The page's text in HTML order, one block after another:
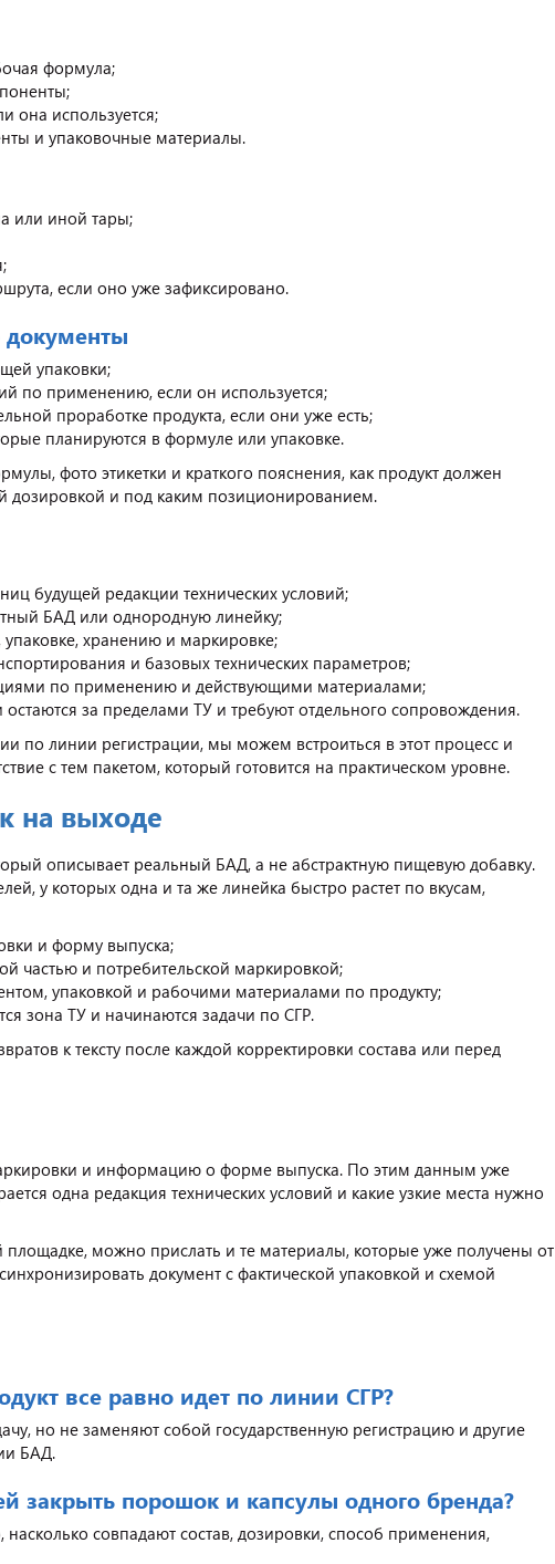
формула;
она используется;
и упаковочные материалы.
или иной тары;
если оно уже зафиксировано.
упаковки;
по применению, если он используется;
проработке продукта, если они уже есть;
планируются в формуле или упаковке.
фото этикетки и краткого пояснения, как продукт должен
дозировкой и под каким позиционированием.
будущей редакции технических условий;
БАД или однородную линейку;
упаковке, хранению и маркировке;
и базовых технических параметров;
по применению и действующими материалами;
за пределами ТУ и требуют отдельного сопровождения.
по линии регистрации, мы можем встроиться в этот процесс и
с тем пакетом, который готовится на практическом уровне.
на выходе
описывает реальный БАД, а не абстрактную пищевую добавку.
у которых одна и та же линейка быстро растет по вкусам,
и форму выпуска;
частью и потребительской маркировкой;
упаковкой и рабочими материалами по продукту;
зона ТУ и начинаются задачи по СГР.
к тексту после каждой корректировки состава или перед
и информацию о форме выпуска. По этим данным уже
одна редакция технических условий и какие узкие места нужно
площадке, можно прислать и те материалы, которые уже получены от
документ с фактической упаковкой и схемой
все равно идет по линии СГР?
но не заменяют собой государственную регистрацию и другие
БАД.
закрыть порошок и капсулы одного бренда?
совпадают состав, дозировки, способ применения,